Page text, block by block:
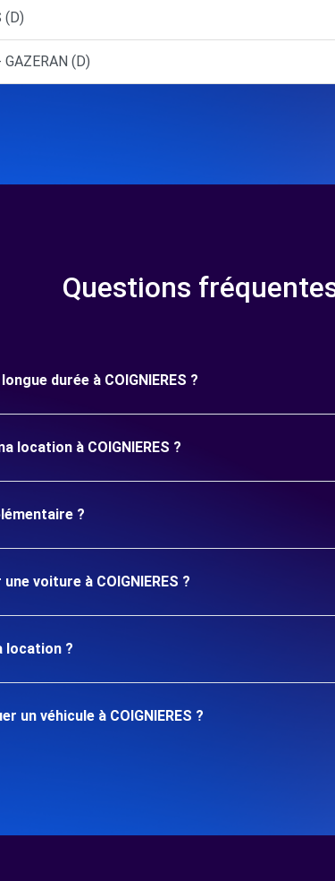
(D)
(D)
Questions
durée à COIGNIERES ?
location à COIGNIERES ?
?
voiture à COIGNIERES ?
location ?
un véhicule à COIGNIERES ?